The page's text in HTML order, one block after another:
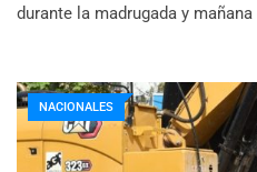
durante la madrugada y
NACIONALES